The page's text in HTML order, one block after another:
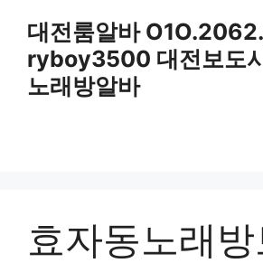
대전룸알바
ryboy3500 대전보도
노래방알바
효자동노래